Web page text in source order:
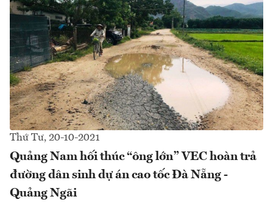
Thứ Tư, 20-10-2021
Quảng Nam hối thúc “ông lớn” VEC hoàn trả
đường dân sinh dự án cao tốc Đà Nẵng -
Quảng Ngãi